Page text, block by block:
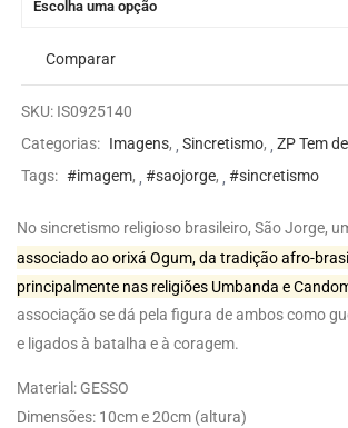
Escolha uma opção
Comparar
SKU: IS0925140
Categorias: Imagens, Sincretismo,
ZP Tem
Tags: #imagem, #saojorge, #sincretismo
No sincretismo religioso brasileiro, São Jorge,
associado ao orixá Ogum, da tradição afro-
principalmente nas religiões Umbanda e
associação se dá pela figura de ambos como
e ligados à batalha e à coragem.
Material: GESSO
Dimensões: 10cm e 20cm (altura)